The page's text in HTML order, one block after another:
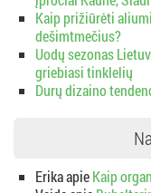
Kaip prižiūrėti
dešimtmečius?
Uodų sezonas
griebiasi tinklelių
Durų dizaino
ErikaapieKaip